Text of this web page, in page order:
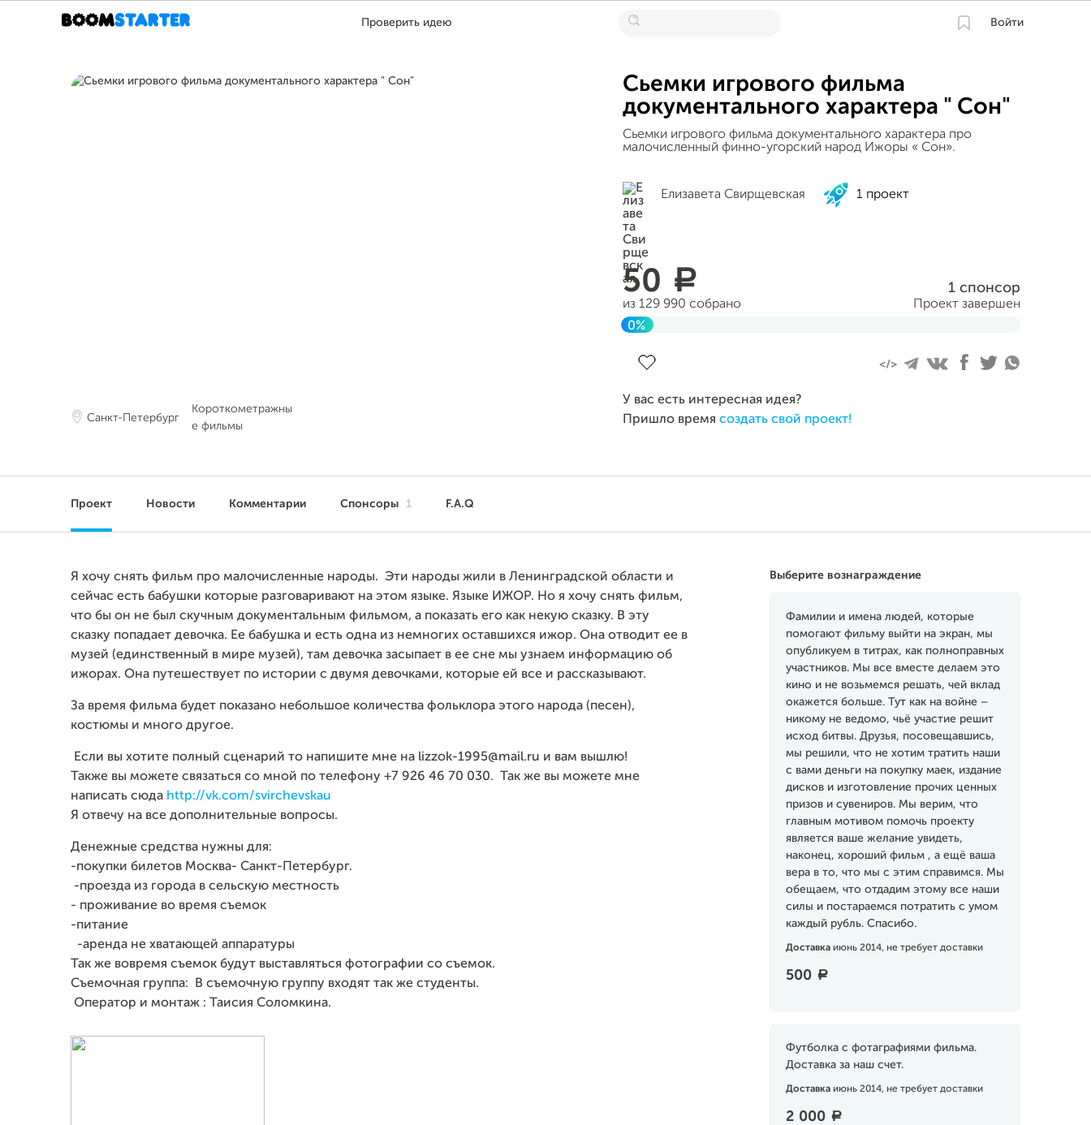
Проверить идею Войти
Санкт-Петербург
Короткометражны
е фильмы
Сьемки игрового фильма
документального характера " Сон"
Сьемки игрового фильма документального характера про
малочисленный финно-угорский народ Ижоры « Сон».
Елизавета Свирщевская 1 проект
50 a
из 129 990 собрано
1 спонсор
Проект завершен
0%
У вас есть интересная идея?
Пришло время создать свой проект!
Проект Новости Комментарии Спонсоры 1 F.A.Q
Выберите вознаграждение
Фамилии и имена людей, которые
помогают фильму выйти на экран, мы
опубликуем в титрах, как полноправных
участников. Мы все вместе делаем это
кино и не возьмемся решать, чей вклад
окажется больше. Тут как на войне –
никому не ведомо, чьё участие решит
исход битвы. Друзья, посовещавшись,
мы решили, что не хотим тратить наши
с вами деньги на покупку маек, издание
дисков и изготовление прочих ценных
призов и сувениров. Мы верим, что
главным мотивом помочь проекту
является ваше желание увидеть,
наконец, хороший фильм , а ещё ваша
вера в то, что мы с этим справимся. Мы
обещаем, что отдадим этому все наши
силы и постараемся потратить с умом
каждый рубль. Спасибо.
Доставка июнь 2014, не требует доставки
500 a
Футболка с фотаграфиями фильма.
Доставка за наш счет.
Доставка июнь 2014, не требует доставки
2 000 a
Я хочу снять фильм про малочисленные народы. Эти народы жили в Ленинградской области и
сейчас есть бабушки которые разговаривают на этом языке. Языке ИЖОР. Но я хочу снять фильм,
что бы он не был скучным документальным фильмом, а показать его как некую сказку. В эту
сказку попадает девочка. Ее бабушка и есть одна из немногих оставшихся ижор. Она отводит ее в
музей (единственный в мире музей), там девочка засыпает в ее сне мы узнаем информацию об
ижорах. Она путешествует по истории с двумя девочками, которые ей все и рассказывают.
За время фильма будет показано небольшое количества фольклора этого народа (песен),
костюмы и много другое.
Если вы хотите полный сценарий то напишите мне на lizzok-1995@mail.ru и вам вышлю!
Также вы можете связаться со мной по телефону +7 926 46 70 030. Так же вы можете мне
написать сюда http://vk.com/svirchevskau
Я отвечу на все дополнительные вопросы.
Денежные средства нужны для:
-покупки билетов Москва- Санкт-Петербург.
-проезда из города в сельскую местность
- проживание во время съемок
-питание
-аренда не хватающей аппаратуры
Так же вовремя съемок будут выставляться фотографии со съемок.
Съемочная группа: В съемочную группу входят так же студенты.
Оператор и монтаж : Таисия Соломкина.